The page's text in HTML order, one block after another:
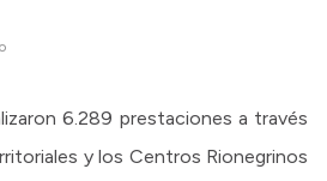
6.289 prestaciones a través
y los Centros Rionegrinos